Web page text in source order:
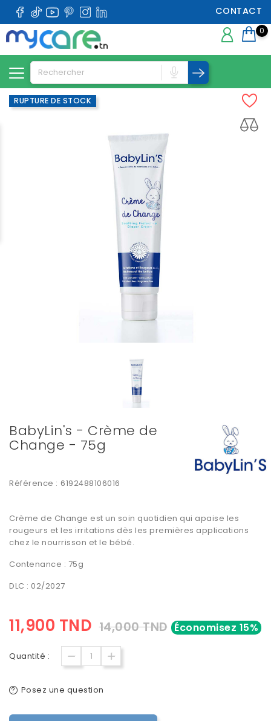
CONTACT
0
RUPTURE DE STOCK
BabyLin's - Crème de
Change - 75g
Référence : 6192488106016
Crème de Change est un soin quotidien qui apaise les
rougeurs et les irritations dès les premières applications
chez le nourrisson et le bébé.
Contenance : 75g
DLC : 02/2027
11,900 TND 14,000 TND Économisez 15%
Quantité :
Posez une question